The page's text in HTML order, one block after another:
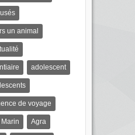
un animal
adolescent
de voyage
Agra